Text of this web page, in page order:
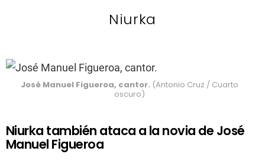
Niurka
José Manuel Figueroa, cantor. (Antonio Cruz / Cuarto
oscuro)
Niurka también ataca a la novia de José
Manuel Figueroa